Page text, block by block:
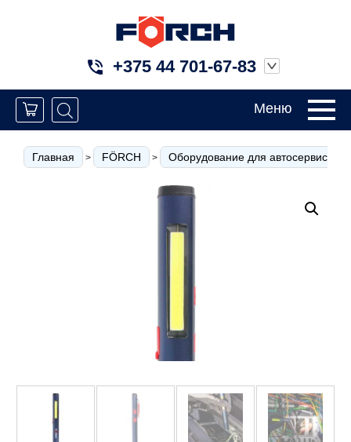
+375 44 701-67-83
Меню
Главная > FÖRCH > Оборудование для автосервиса